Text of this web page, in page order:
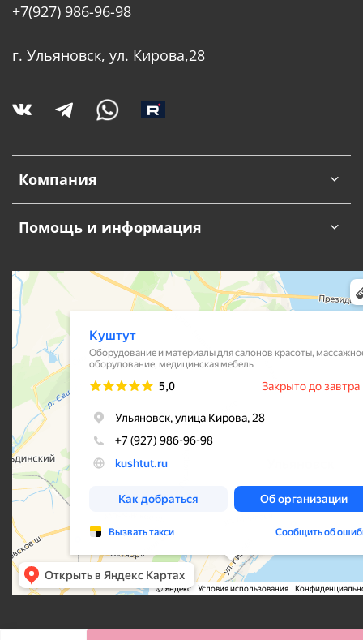
Компания
Помощь и информация
+7(927) 986-96-98
г. Ульяновск, ул. Кирова,28